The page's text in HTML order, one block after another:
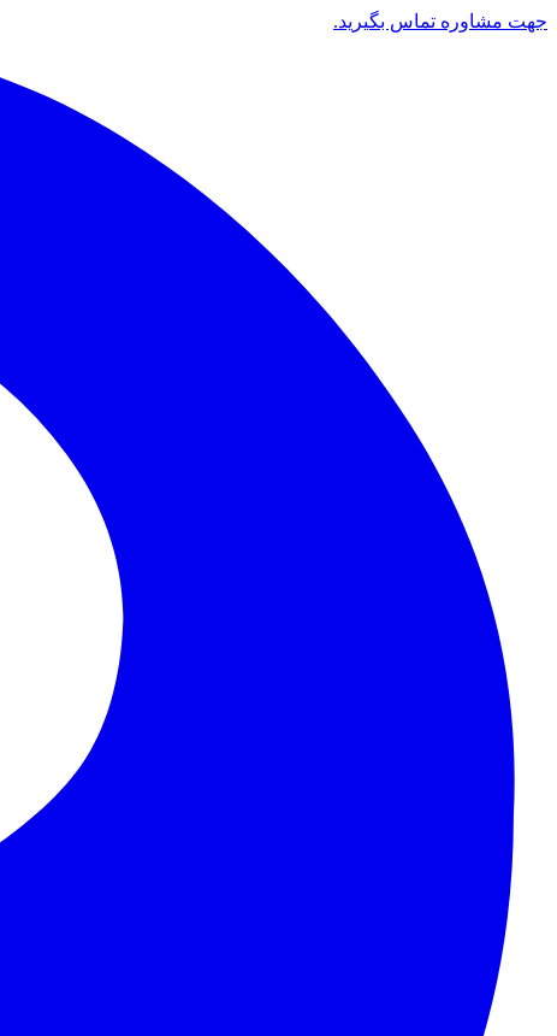
جهت مشاوره تماس بگیرید.